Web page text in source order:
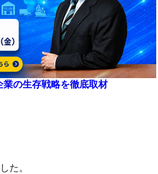
の生存戦略を徹底取材
た。